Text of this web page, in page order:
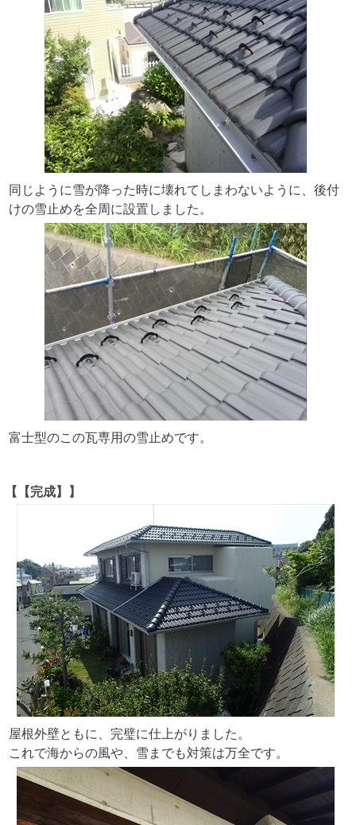
同じように雪が降った時に壊れてしまわないように、後付
けの雪止めを全周に設置しました。
富士型のこの瓦専用の雪止めです。
【【完成】】
屋根外壁ともに、完璧に仕上がりました。
これで海からの風や、雪までも対策は万全です。